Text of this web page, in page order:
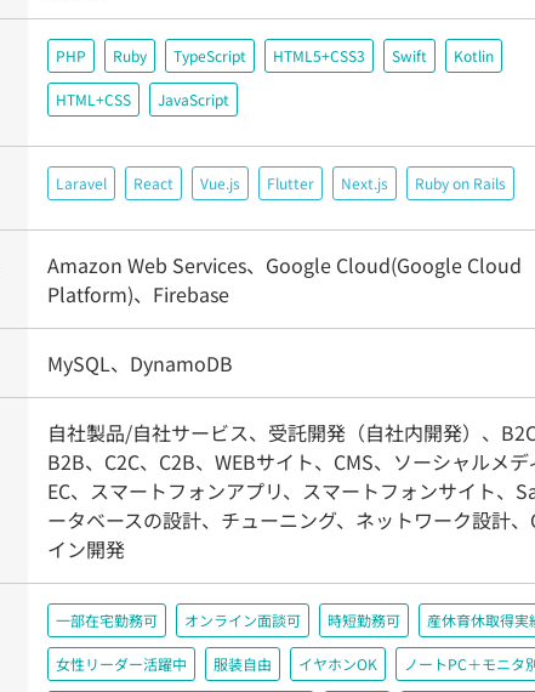
PHP Ruby TypeScript HTML5+CSS3 Swift Kotlin
HTML+CSS JavaScript
Laravel React Vue.js Flutter Next.js Ruby on Rails
Amazon Web Services、Google Cloud(Google Cloud
Platform)、Firebase
MySQL、DynamoDB
自社製品/自社サービス、受託開発（自社内開発）、B2C
B2B、C2C、C2B、WEBサイト、CMS、ソーシャルメデ
EC、スマートフォンアプリ、スマートフォンサイト、
ータベースの設計、チューニング、ネットワーク設計
イン開発
一部在宅勤務可 オンライン面談可 時短勤務可 産休育休取得実
女性リーダー活躍中 服装自由 イヤホンOK ノートPC＋モニタ